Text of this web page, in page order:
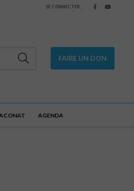
SE CONNECTER
FAIRE UN DON
AGENDA